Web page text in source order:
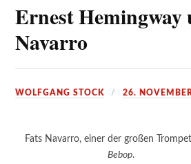
Ernest Hemingway
Navarro
WOLFGANG STOCK 26.
Fats Navarro, einer der großen
Bebop.